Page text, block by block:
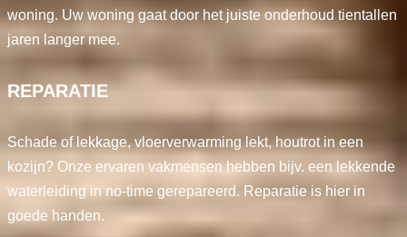
woning. Uw woning gaat door het juiste onderhoud tientallen
jaren langer mee.
REPARATIE
Schade of lekkage, vloerverwarming lekt, houtrot in een
kozijn? Onze ervaren vakmensen hebben bijv. een lekkende
waterleiding in no-time gerepareerd. Reparatie is hier in
goede handen.